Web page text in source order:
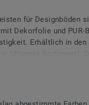
für Designböden
Dekorfolie und PUR-
Erhältlich in den
abgestimmten Farben